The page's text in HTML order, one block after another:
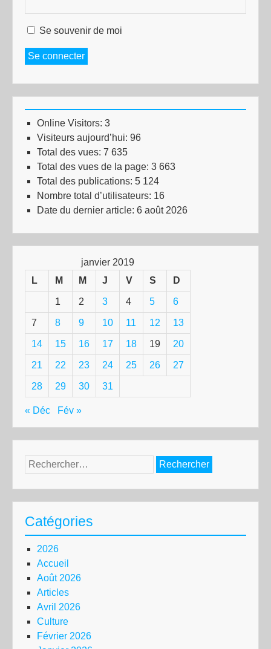
Se souvenir de moi
Se connecter
Online Visitors: 3
Visiteurs aujourd’hui: 96
Total des vues: 7 635
Total des vues de la page: 3 663
Total des publications: 5 124
Nombre total d’utilisateurs: 16
Date du dernier article: 6 août 2026
janvier 2019
L
M M J V S D
1 2 3 4 5 6
7 8 9 10 11 12 13
14 15 16 17 18 19 20
21 22 23 24 25 26 27
28 29 30 31
« Déc Fév »
Rechercher :
Catégories
2026
Accueil
Août 2026
Articles
Avril 2026
Culture
Février 2026